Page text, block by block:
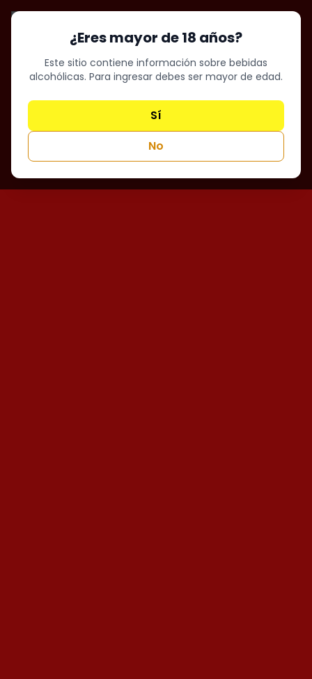
¿Eres mayor de 18 años?
Este sitio contiene información sobre bebidas
alcohólicas. Para ingresar debes ser mayor de edad.
Sí
No